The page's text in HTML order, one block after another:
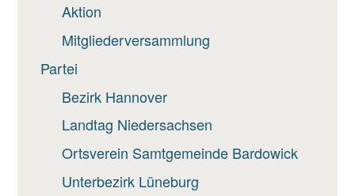
Aktion
Mitgliederversammlung
Partei
Bezirk Hannover
Landtag Niedersachsen
Ortsverein Samtgemeinde Bardowick
Unterbezirk Lüneburg